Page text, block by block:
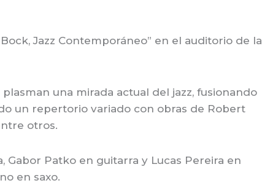
Jazz Contemporáneo” en el auditorio de la
una mirada actual del jazz, fusionando
un repertorio variado con obras de Robert
otros.
Gabor Patko en guitarra y Lucas Pereira en
en saxo.